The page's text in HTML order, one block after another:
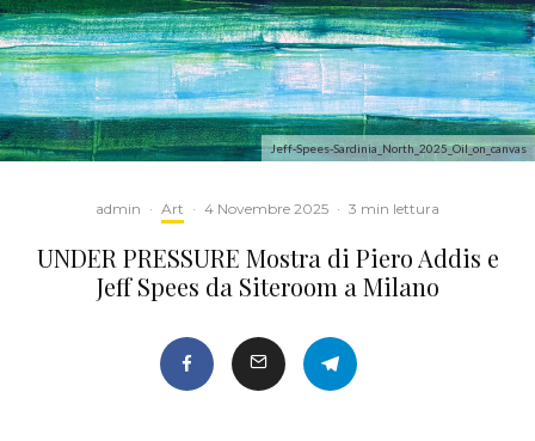
Jeff-Spees-Sardinia_North_2025_Oil_on_canvas
admin · Art · 4 Novembre 2025 · 3 min lettura
UNDER PRESSURE Mostra di Piero Addis e
Jeff Spees da Siteroom a Milano